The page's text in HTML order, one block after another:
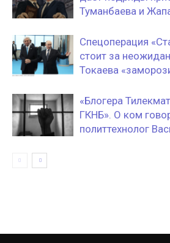
Туманбаева и
Спецоперация
стоит за
Токаева
«Блогера
ГКНБ». О ком
политтехнолог